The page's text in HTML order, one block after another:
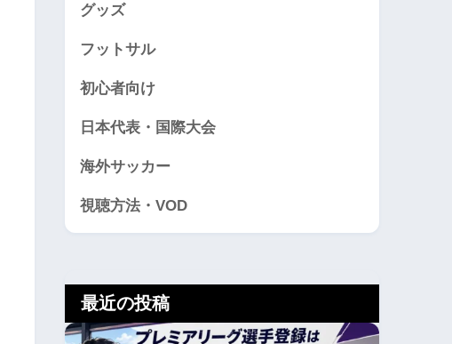
グッズ
フットサル
初心者向け
日本代表・国際大会
海外サッカー
視聴方法・VOD
最近の投稿